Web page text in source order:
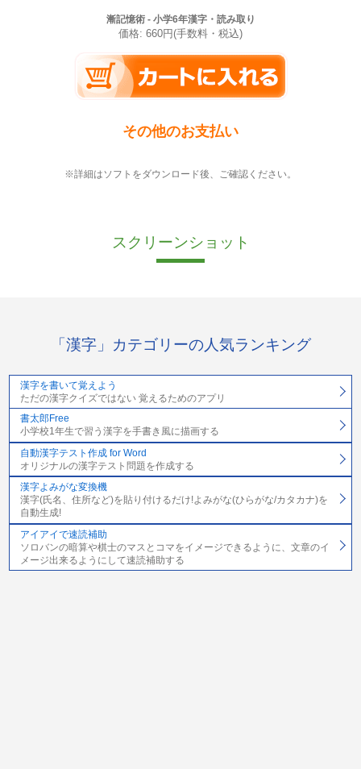
漸記憶術 - 小学6年漢字・読み取り
価格: 660円(手数料・税込)
その他のお支払い
※詳細はソフトをダウンロード後、ご確認ください。
スクリーンショット
「漢字」カテゴリーの人気ランキング
漢字を書いて覚えよう
ただの漢字クイズではない 覚えるためのアプリ
書太郎Free
小学校1年生で習う漢字を手書き風に描画する
自動漢字テスト作成 for Word
オリジナルの漢字テスト問題を作成する
漢字よみがな変換機
漢字(氏名、住所など)を貼り付けるだけ!よみがな(ひらがな/カタカナ)を
自動生成!
アイアイで速読補助
ソロバンの暗算や棋士のマスとコマをイメージできるように、文章のイ
メージ出来るようにして速読補助する